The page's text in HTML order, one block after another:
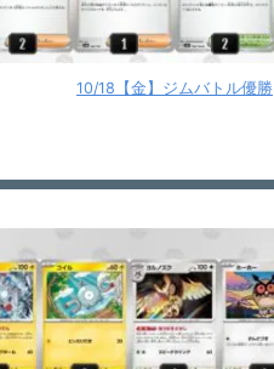
10/18【金】ジムバトル優勝